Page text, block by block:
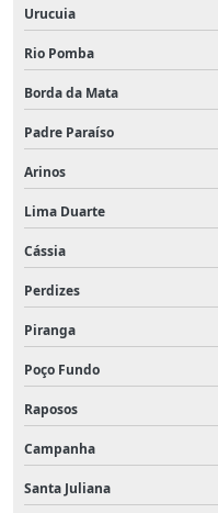
Urucuia
Rio Pomba
Borda da Mata
Padre Paraíso
Arinos
Lima Duarte
Cássia
Perdizes
Piranga
Poço Fundo
Raposos
Campanha
Santa Juliana